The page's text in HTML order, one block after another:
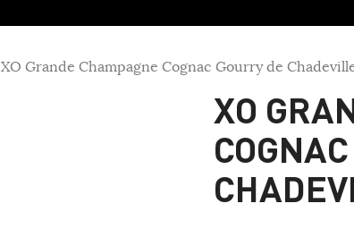
XO Grande Champagne Cognac Gourry de
XO